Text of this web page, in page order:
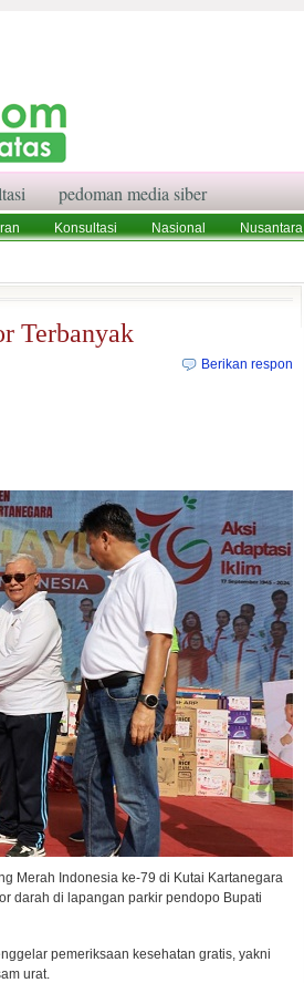
pedoman media siber
Konsultasi Nasional Nusantara
Terbanyak
Berikan respon
Merah Indonesia ke-79 di Kutai Kartanegara
darah di lapangan parkir pendopo Bupati
pemeriksaan kesehatan gratis, yakni
urat.